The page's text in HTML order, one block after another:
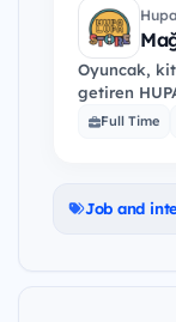
Oyuncak,
getiren
Full Time
Job and